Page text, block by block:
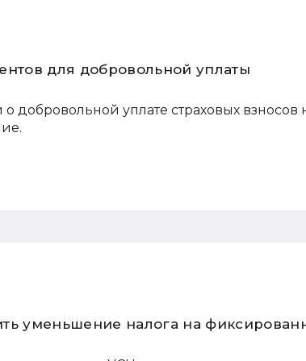
для добровольной уплаты
уплате страховых взносов
уменьшение налога на